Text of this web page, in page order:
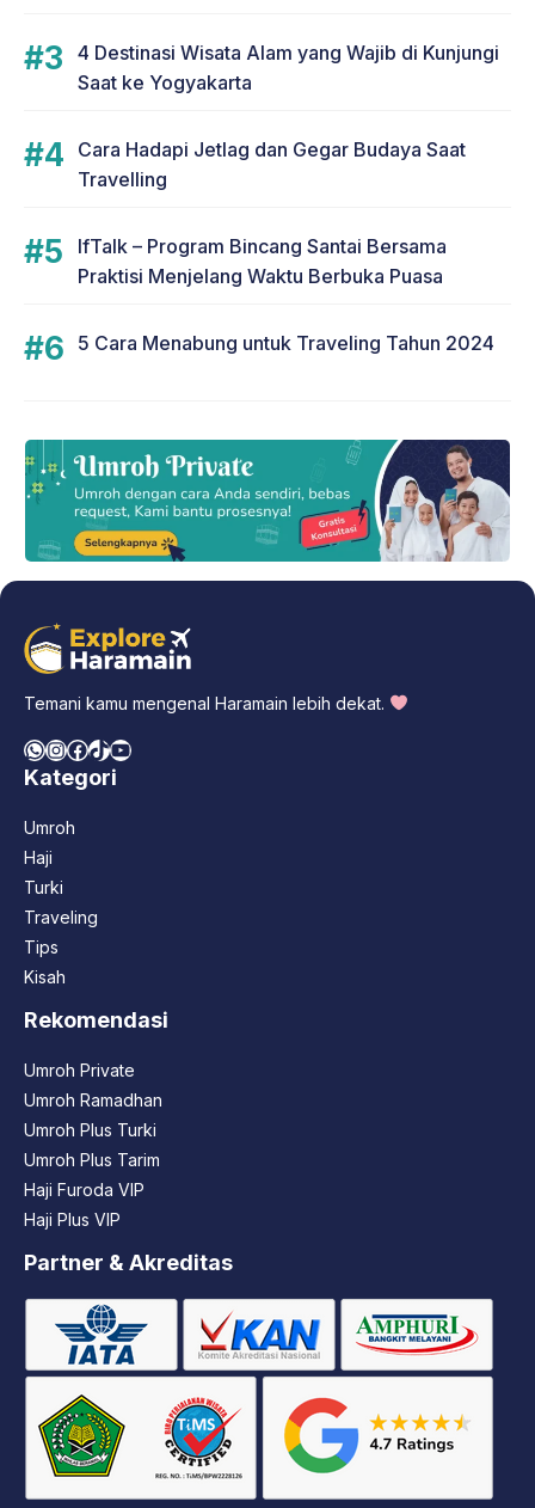
4 Destinasi Wisata Alam yang Wajib di Kunjungi
Saat ke Yogyakarta
Cara Hadapi Jetlag dan Gegar Budaya Saat
Travelling
IfTalk – Program Bincang Santai Bersama
Praktisi Menjelang Waktu Berbuka Puasa
5 Cara Menabung untuk Traveling Tahun 2024
Temani kamu mengenal Haramain lebih dekat.
WhatsApp
Instagram
Facebook
TikTok
YouTube
Kategori
Umroh
Haji
Turki
Traveling
Tips
Kisah
Rekomendasi
Umroh Private
Umroh Ramadhan
Umroh Plus Turki
Umroh Plus Tarim
Haji Furoda VIP
Haji Plus VIP
Partner & Akreditas